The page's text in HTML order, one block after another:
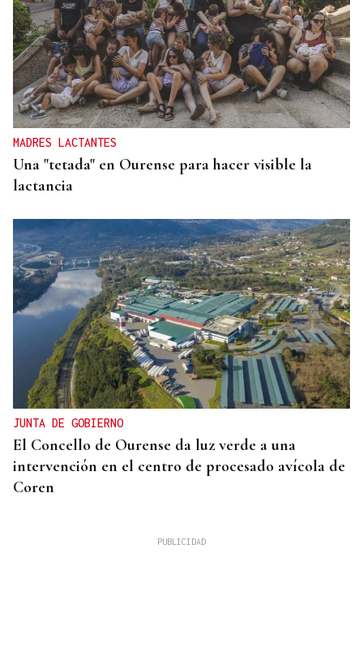
MADRES LACTANTES
Una "tetada" en Ourense para hacer visible la
lactancia
JUNTA DE GOBIERNO
El Concello de Ourense da luz verde a una
intervención en el centro de procesado avícola de
Coren